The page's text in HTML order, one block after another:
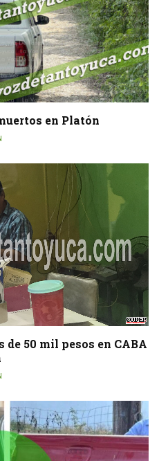
en Platón
de 50 mil pesos en CABA